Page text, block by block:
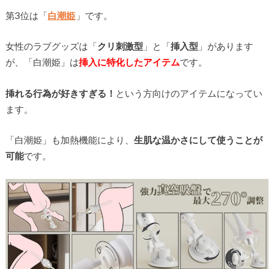
第3位は「白潮姫 」です。
女性のラブグッズは「クリ刺激型 」と「挿入型 」があります
が、「白潮姫」は挿入に特化したアイテムです。
挿れる行為が好きすぎる！ という方向けのアイテムになってい
ます。
「白潮姫」も加熱機能により、 生肌な温かさにして使うことが
可能です。